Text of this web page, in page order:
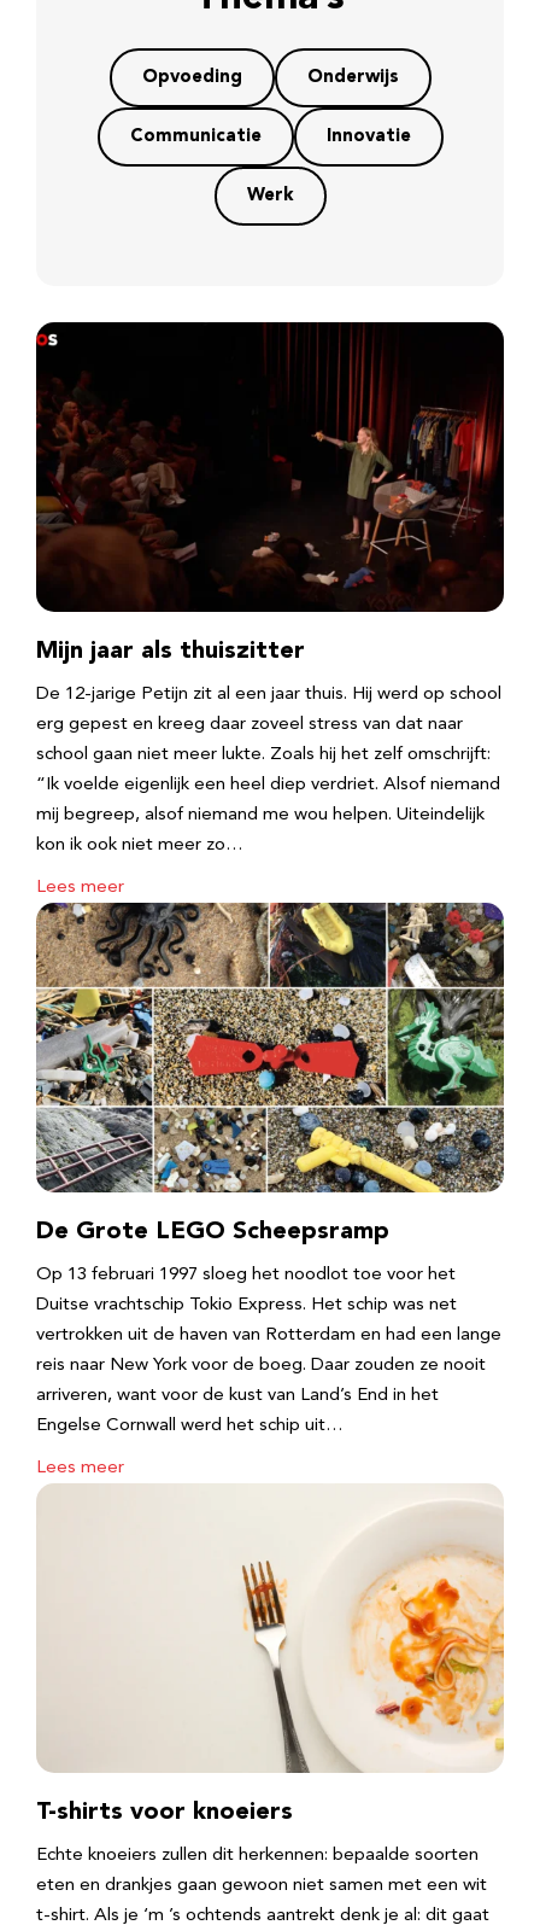
Opvoeding Onderwijs
Communicatie Innovatie
Werk
Mijn jaar als thuiszitter
De 12-jarige Petijn zit al een jaar thuis. Hij werd op school
erg gepest en kreeg daar zoveel stress van dat naar
school gaan niet meer lukte. Zoals hij het zelf omschrijft:
“Ik voelde eigenlijk een heel diep verdriet. Alsof niemand
mij begreep, alsof niemand me wou helpen. Uiteindelijk
kon ik ook niet meer zo…
Lees meer
De Grote LEGO Scheepsramp
Op 13 februari 1997 sloeg het noodlot toe voor het
Duitse vrachtschip Tokio Express. Het schip was net
vertrokken uit de haven van Rotterdam en had een lange
reis naar New York voor de boeg. Daar zouden ze nooit
arriveren, want voor de kust van Land’s End in het
Engelse Cornwall werd het schip uit…
Lees meer
T-shirts voor knoeiers
Echte knoeiers zullen dit herkennen: bepaalde soorten
eten en drankjes gaan gewoon niet samen met een wit
t-shirt. Als je ‘m ’s ochtends aantrekt denk je al: dit gaat